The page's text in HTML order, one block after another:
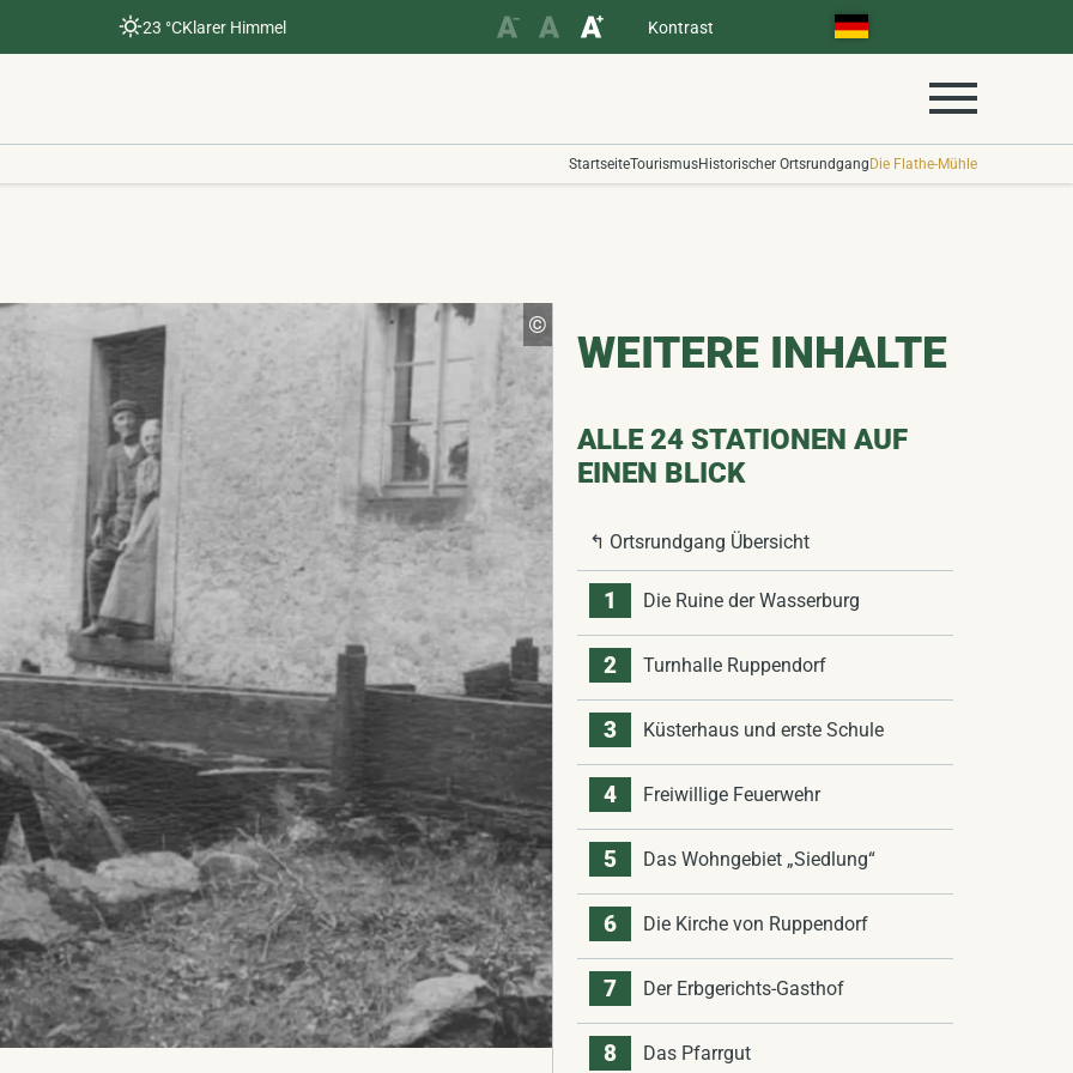
23 °CKlarer Himmel Kontrast
StartseiteTourismusHistorischer Ortsrundgang Die Flathe-Mühle
©
CC BY-NC 4.0
WEITERE INHALTE
ALLE 24 STATIONEN AUF
EINEN BLICK
↰ Ortsrundgang Übersicht
1 Die Ruine der Wasserburg
2 Turnhalle Ruppendorf
3 Küsterhaus und erste Schule
4 Freiwillige Feuerwehr
5 Das Wohngebiet „Siedlung“
6 Die Kirche von Ruppendorf
7 Der Erbgerichts-Gasthof
8 Das Pfarrgut